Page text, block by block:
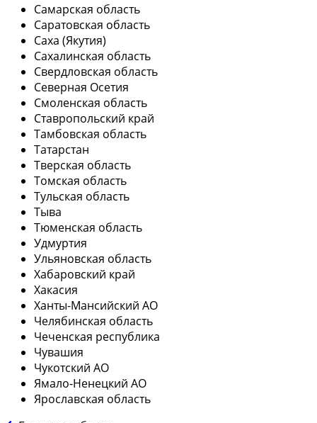
Самарская область
Саратовская область
Саха (Якутия)
Сахалинская область
Свердловская область
Северная Осетия
Смоленская область
Ставропольский край
Тамбовская область
Татарстан
Тверская область
Томская область
Тульская область
Тыва
Тюменская область
Удмуртия
Ульяновская область
Хабаровский край
Хакасия
Ханты-Мансийский АО
Челябинская область
Чеченская республика
Чувашия
Чукотский АО
Ямало-Ненецкий АО
Ярославская область